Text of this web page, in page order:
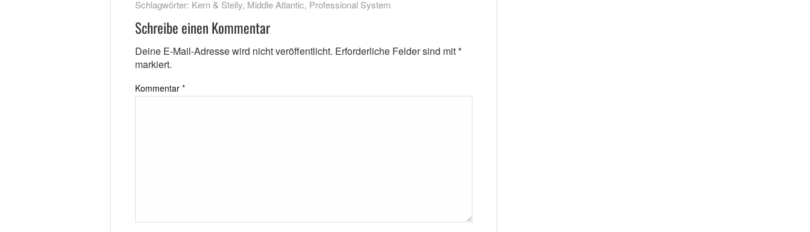
Schlagwörter: Kern & Stelly, Middle Atlantic, Professional System
Schreibe einen Kommentar
Deine E-Mail-Adresse wird nicht veröffentlicht. Erforderliche Felder sind mit*
markiert.
Kommentar *